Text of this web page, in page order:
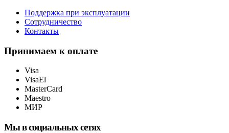
Поддержка при эксплуатации
Сотрудничество
Контакты
Принимаем к оплате
Visa
VisaEl
MasterCard
Maestro
МИР
Мы в социальных сетях